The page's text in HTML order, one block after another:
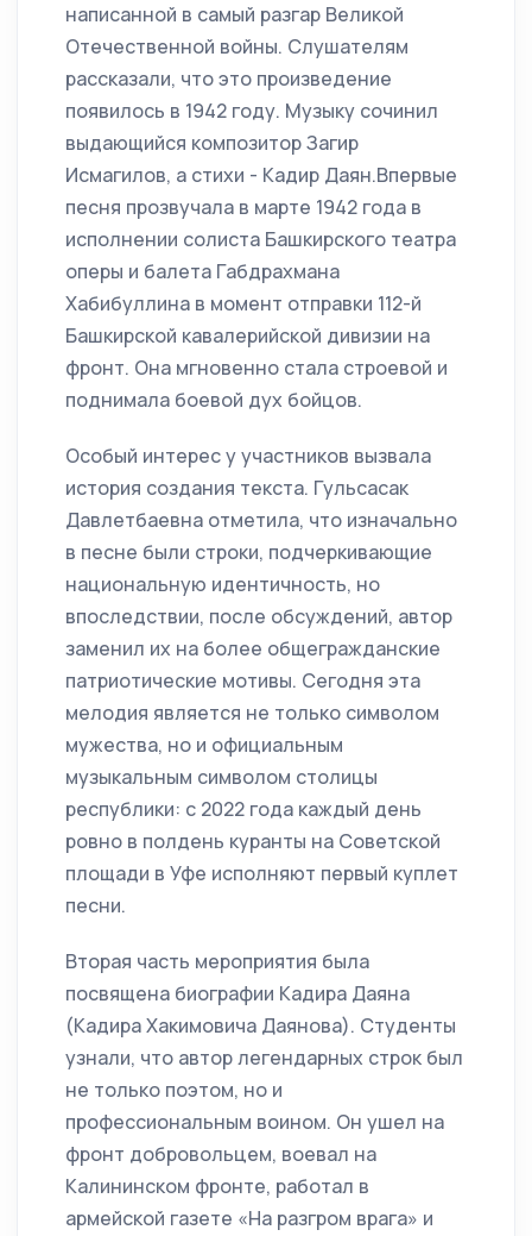
написанной в самый разгар Великой
Отечественной войны. Слушателям
рассказали, что это произведение
появилось в 1942 году. Музыку сочинил
выдающийся композитор Загир
Исмагилов, а стихи - Кадир Даян.Впервые
песня прозвучала в марте 1942 года в
исполнении солиста Башкирского театра
оперы и балета Габдрахмана
Хабибуллина в момент отправки 112-й
Башкирской кавалерийской дивизии на
фронт. Она мгновенно стала строевой и
поднимала боевой дух бойцов.
Особый интерес у участников вызвала
история создания текста. Гульсасак
Давлетбаевна отметила, что изначально
в песне были строки, подчеркивающие
национальную идентичность, но
впоследствии, после обсуждений, автор
заменил их на более общегражданские
патриотические мотивы. Сегодня эта
мелодия является не только символом
мужества, но и официальным
музыкальным символом столицы
республики: с 2022 года каждый день
ровно в полдень куранты на Советской
площади в Уфе исполняют первый куплет
песни.
Вторая часть мероприятия была
посвящена биографии Кадира Даяна
(Кадира Хакимовича Даянова). Студенты
узнали, что автор легендарных строк был
не только поэтом, но и
профессиональным воином. Он ушел на
фронт добровольцем, воевал на
Калининском фронте, работал в
армейской газете «На разгром врага» и